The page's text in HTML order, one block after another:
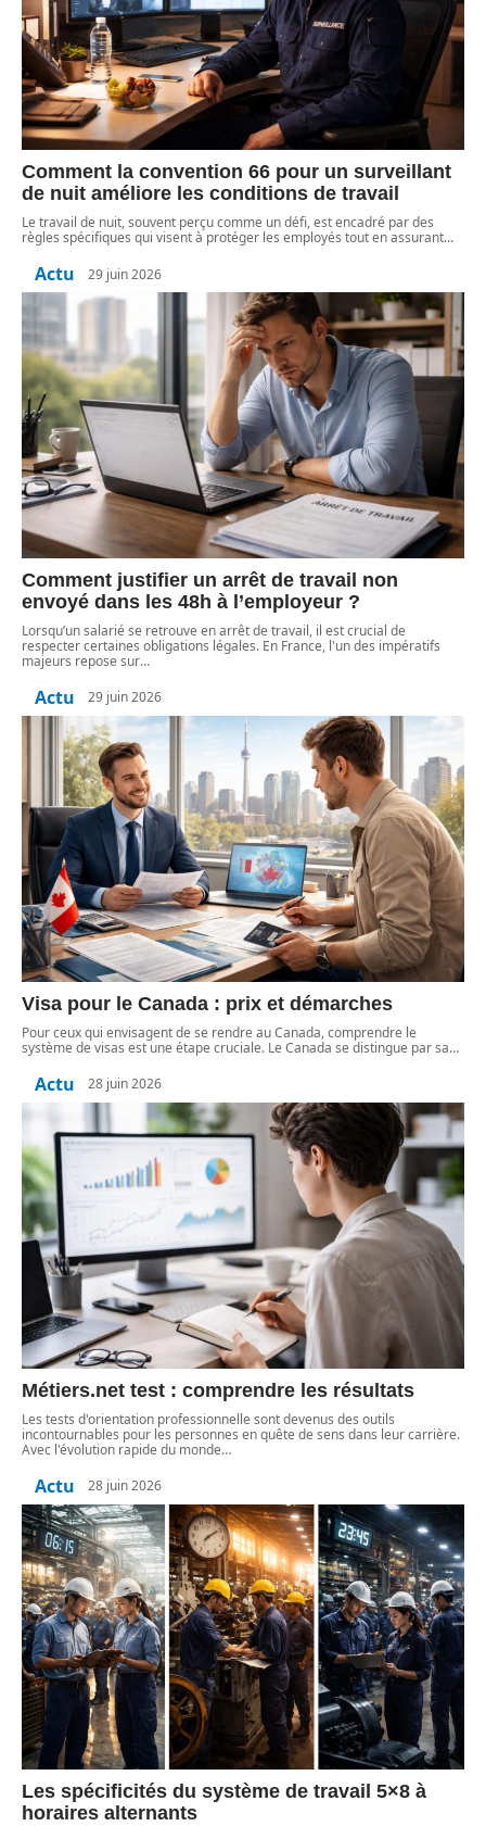
Comment la convention 66 pour un surveillant
de nuit améliore les conditions de travail
Le travail de nuit, souvent perçu comme un défi, est encadré par des
règles spécifiques qui visent à protéger les employés tout en assurant…
Actu 29 juin 2026
Comment justifier un arrêt de travail non
envoyé dans les 48h à l’employeur ?
Lorsqu’un salarié se retrouve en arrêt de travail, il est crucial de
respecter certaines obligations légales. En France, l'un des impératifs
majeurs repose sur…
Actu 29 juin 2026
Visa pour le Canada : prix et démarches
Pour ceux qui envisagent de se rendre au Canada, comprendre le
système de visas est une étape cruciale. Le Canada se distingue par sa…
Actu 28 juin 2026
Métiers.net test : comprendre les résultats
Les tests d'orientation professionnelle sont devenus des outils
incontournables pour les personnes en quête de sens dans leur carrière.
Avec l'évolution rapide du monde…
Actu 28 juin 2026
Les spécificités du système de travail 5×8 à
horaires alternants